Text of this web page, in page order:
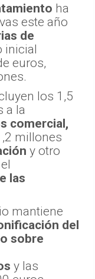
ha
este año
de
inicial
euros,
los 1,5
a la
comercial,
millones
y otro
las
mantiene
del
sobre
y las